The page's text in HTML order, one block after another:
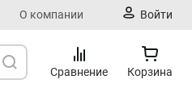
О компании Войти
Сравнение Корзина